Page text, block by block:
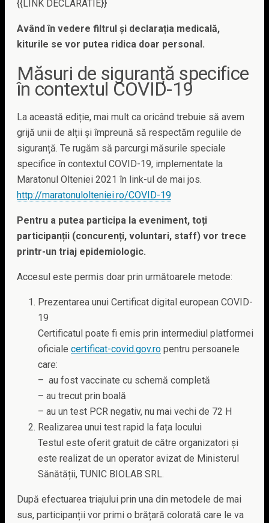
{{LINK DECLARATIE}}
Având în vedere filtrul și declarația medicală,
kiturile se vor putea ridica doar personal.
Măsuri de siguranță specifice
în contextul COVID-19
La această ediție, mai mult ca oricând trebuie să avem
grijă unii de alții și împreună să respectăm regulile de
siguranță. Te rugăm să parcurgi măsurile speciale
specifice în contextul COVID-19, implementate la
Maratonul Olteniei 2021 în link-ul de mai jos.
http://maratonulolteniei.ro/COVID-19
Pentru a putea participa la eveniment, toți
participanții (concurenți, voluntari, staff) vor trece
printr-un triaj epidemiologic.
Accesul este permis doar prin următoarele metode:
Prezentarea unui Certificat digital european COVID-
19
Certificatul poate fi emis prin intermediul platformei
oficiale certificat-covid.gov.ro pentru persoanele
care:
– au fost vaccinate cu schemă completă
– au trecut prin boală
– au un test PCR negativ, nu mai vechi de 72 H
Realizarea unui test rapid la fața locului
Testul este oferit gratuit de către organizatori și
este realizat de un operator avizat de Ministerul
Sănătății, TUNIC BIOLAB SRL.
După efectuarea triajului prin una din metodele de mai
sus, participanții vor primi o brățară colorată care le va